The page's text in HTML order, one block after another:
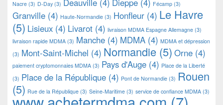
Nacre (3) D-Day (3) Deauville (4) Dieppe (4) Fécamp (3)
Granville (4) Haute-Normandie (3) Honfleur (4) Le Havre
(5) Lisieux (4) Livarot (4) livraison MDMA Espagne Allemagne (3)
livraison rapide MDMA (3) Manche (4) MDMA (4) MDMA et dépression
(3) Mont-Saint-Michel (4) Normandie (5) Orne (4)
paiement cryptomonnaies MDMA (3) Pays d'Auge (4) Place de la Liberté
(3) Place de la République (4) Pont de Normandie (3) Rouen
(5) Rue de la République (3) Seine-Maritime (3) service de confiance MDMA (3)